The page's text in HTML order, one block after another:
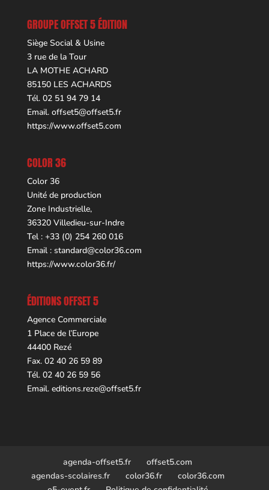
GROUPE OFFSET 5 ÉDITION
Siège Social & Usine
3 rue de la Tour
LA MOTHE ACHARD
85150 LES ACHARDS
Tél. 02 51 94 79 14
Email. offset5@offset5.fr
https://www.offset5.com
COLOR 36
Color 36
Unité de production
Zone Industrielle,
36320 Villedieu-sur-Indre
Tel : +33 (0) 254 260 016
Email : standard@color36.com
https://www.color36.fr/
ÉDITIONS OFFSET 5
Agence Commerciale
1 Place de l’Europe
44400 Rezé
Fax. 02 40 26 59 89
Tél. 02 40 26 59 56
Email. editions.reze@offset5.fr
agenda-offset5.fr
offset5.com
agendas-scolaires.fr
color36.fr
color36.com